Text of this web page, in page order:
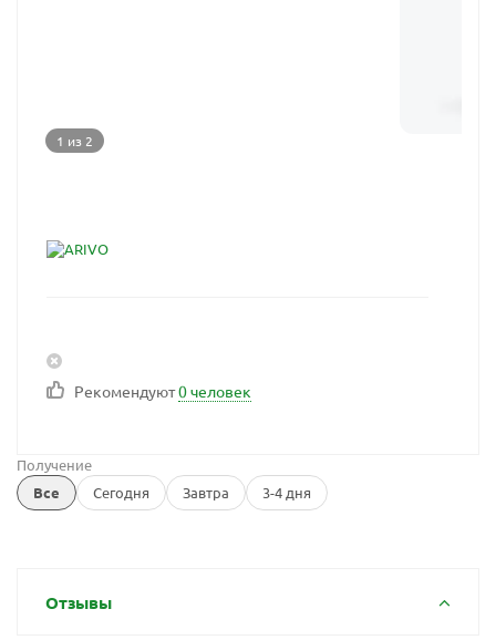
1 из 2
Рекомендуют0 человек
Получение
Все
Сегодня Завтра 3-4 дня
Отзывы